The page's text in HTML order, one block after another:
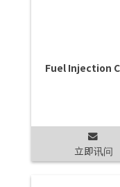
Fuel Injection
立即讯问